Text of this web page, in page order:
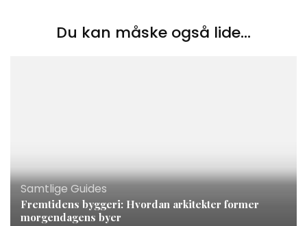
Du kan måske også lide...
Samtlige Guides
Fremtidens byggeri: Hvordan arkitekter former
morgendagens byer